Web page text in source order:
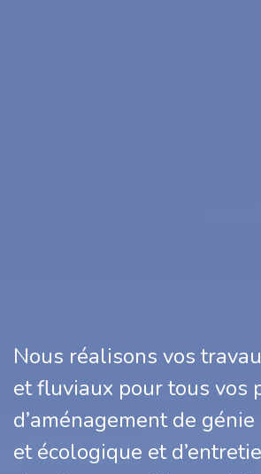
Nous réalisons vos
et fluviaux pour tous vos
d’aménagement de
et écologique et